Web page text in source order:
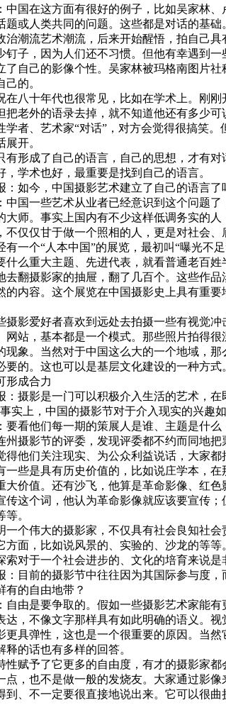
在这方面有很好的例子，比如吴家林、
题或人类共同的问题。这些都是对话的基
治潮流艺术潮流，后来开始醒悟，拍自己
钉子，因为人们还不习惯。但他有幸遇到
了自己的影像个性。吴家林被玛格南图片
己的。
十年代也很常见，比如在学术上。刚刚
把老外的语录去掉，就不知道他还有多少
学者、艺术家“对话”，对方会觉得很搞笑
开。
成了自己的语言，自己的思想，才有对
，学术也好，最重要是找到自己的语言。
如今，中国摄影艺术建立了自己的语言了
一些艺术从业者已经意识到这个问题了
大师。事实上国内有不少这样低调务实的
不仅仅甘于做一个照相的人，更是对社会、
个“人本中国”的展览，最初叫“曝光不
什么重大主题、先进代表，就看普通老百
去翻摄影家的抽屉，翻了几百个。这些作
的内容。这个展览在中国摄影史上具有重
爱好者喜欢到远处去拍摄一些有视觉冲
网站，基本都是一个模式。那些照片拍得
现象。当然对于中国这么大的一个地域，
要的。这也可以是基层文化建设的一种方式
成合力
影是一门可以积极介入生活的艺术，在
实上，中国的摄影节对于介入现实的兴趣
他们每一期的策展人是谁、主题是什么
州摄影节的评委，发现评委都不约而同地
得他们关注现实、为公众利益说话，大家都
是具有历史价值的，比如说庄学本，在
大价值。还有沙飞，他算是革命影像、红
传这个词，他认为革命影像就应该要宣传
。
伟大的摄影家，不仅具有社会良知社会
方面，比如说风景的、实验的、沙龙的等
索对于一个社会进步的、文化的培育来说是
前的摄影节中往往因为其国际参与度，
有的自由地带？
是要争取的。假如一些摄影艺术家能有
达，不像文字那样具有如此明确的语义。
更具弹性，这也是一个很重要的原因。当
释的话也有多样的回答。
予了它更多的自由度，有才的摄影家都
点，也不是做一般的发烧友。大家通过影
到、不一定要很直接地说出来。它可以很曲